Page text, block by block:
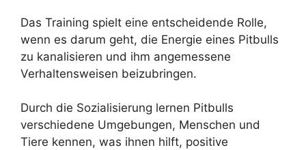
Das Training spielt eine entscheidende Rolle,
wenn es darum geht, die Energie eines Pitbulls
zu kanalisieren und ihm angemessene
Verhaltensweisen beizubringen.
Durch die Sozialisierung lernen Pitbulls
verschiedene Umgebungen, Menschen und
Tiere kennen, was ihnen hilft, positive